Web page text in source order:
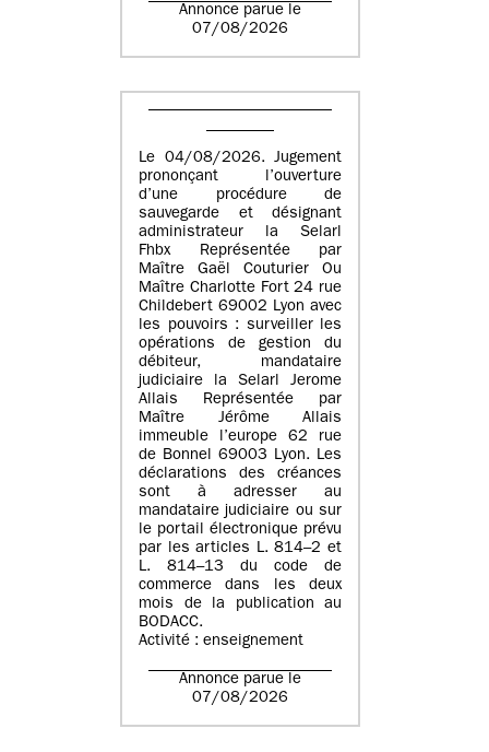
Annonce parue le
07/08/2026
Le 04/08/2026. Jugement
prononçant l’ouverture
d’une procédure de
sauvegarde et désignant
administrateur la Selarl
Fhbx Représentée par
Maître Gaël Couturier Ou
Maître Charlotte Fort 24 rue
Childebert 69002 Lyon avec
les pouvoirs : surveiller les
opérations de gestion du
débiteur, mandataire
judiciaire la Selarl Jerome
Allais Représentée par
Maître Jérôme Allais
immeuble l’europe 62 rue
de Bonnel 69003 Lyon. Les
déclarations des créances
sont à adresser au
mandataire judiciaire ou sur
le portail électronique prévu
par les articles L. 814–2 et
L. 814–13 du code de
commerce dans les deux
mois de la publication au
BODACC.
Activité : enseignement
Annonce parue le
07/08/2026